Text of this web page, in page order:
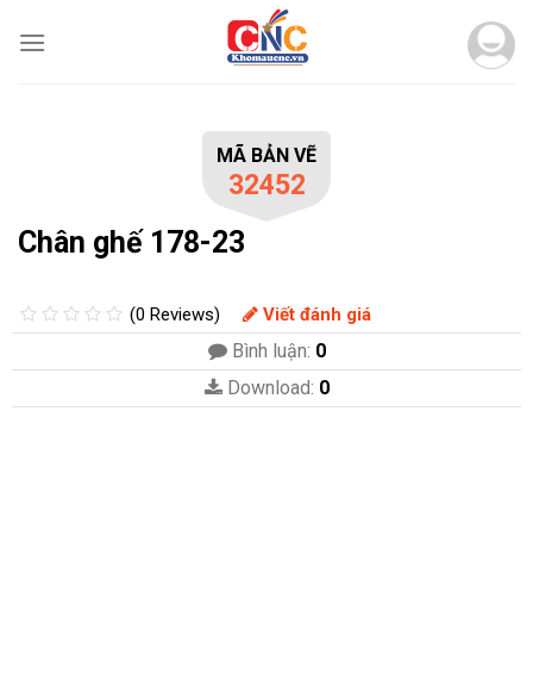
MÃ BẢN VẼ
32452
Chân ghế 178-23
(0 Reviews) Viết đánh giá
Bình luận: 0
Download: 0